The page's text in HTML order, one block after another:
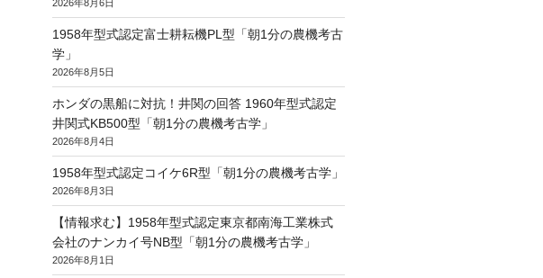
2026年8月6日
1958年型式認定富士耕耘機PL型「朝1分の農機考古
学」
2026年8月5日
ホンダの黒船に対抗！井関の回答 1960年型式認定
井関式KB500型「朝1分の農機考古学」
2026年8月4日
1958年型式認定コイケ6R型「朝1分の農機考古学」
2026年8月3日
【情報求む】1958年型式認定東京都南海工業株式
会社のナンカイ号NB型「朝1分の農機考古学」
2026年8月1日